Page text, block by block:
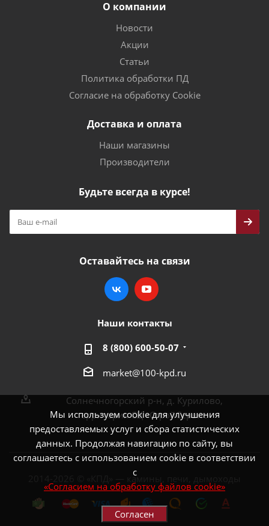
Мы используем cookie для улучшения
предоставляемых услуг и сбора статистических
данных. Продолжая навигацию по сайту, вы
соглашаетесь с использованием cookie в соответствии
с
«Согласием на обработку файлов cookie»
Согласен
О компании
Новости
Акции
Статьи
Политика обработки ПД
Согласие на обработку Cookie
Доставка и оплата
Наши магазины
Производители
Будьте всегда в курсе!
Оставайтесь на связи
Наши контакты
8 (800) 600-50-07
market@100-kpd.ru
Солнечногорский р-н, д. Курилово,
территория СЦ «СтройСервис»
2014-2026 © «КПД» — камины, печи, дымоходы